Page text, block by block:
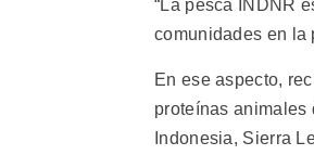
“La pesca INDNR
comunidades en la
En ese aspecto,
proteínas animales
Indonesia, Sierra